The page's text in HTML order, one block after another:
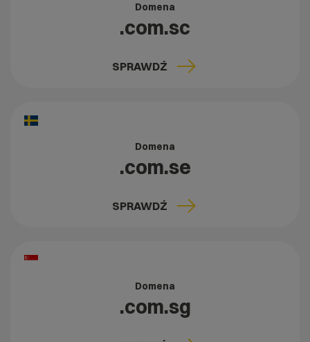
Domena
.com.sc
SPRAWDŹ
Domena
.com.se
SPRAWDŹ
Domena
.com.sg